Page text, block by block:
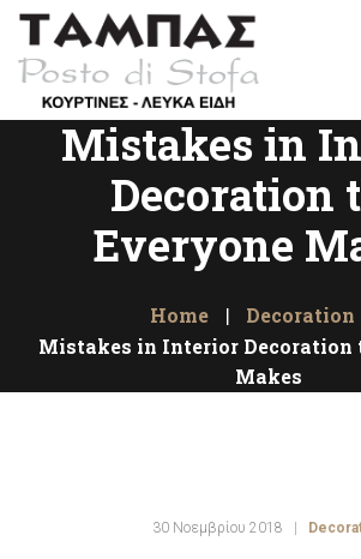
Mistakes in
Decoration
Everyone
Home
Decoration
Mistakes in Interior Decoration
Makes
30 Νοεμβρίου 2018